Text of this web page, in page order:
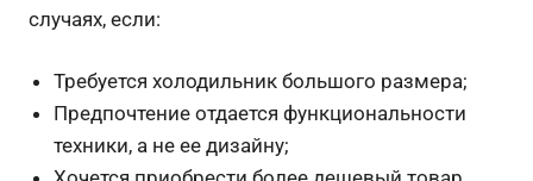
случаях, если:
Требуется холодильник большого размера;
Предпочтение отдается функциональности
техники, а не ее дизайну;